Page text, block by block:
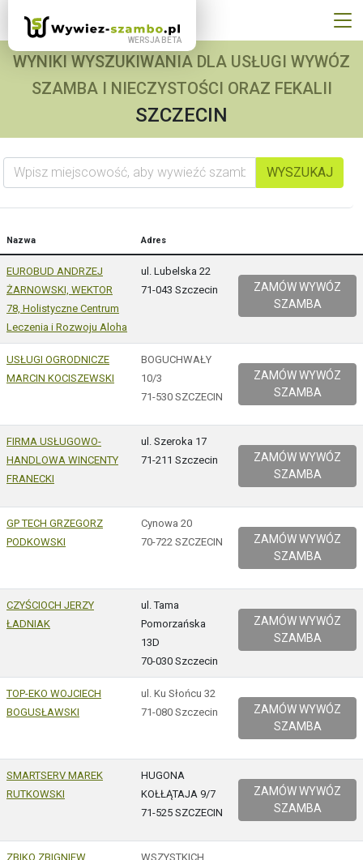
WYNIKI WYSZUKIWANIA DLA USŁUGI WYWÓZ
SZAMBA I NIECZYSTOŚCI ORAZ FEKALII
SZCZECIN
Wpisz miejscowość, aby wywieźć szambo
WYSZUKAJ
Nazwa Adres
EUROBUD ANDRZEJ
ŻARNOWSKI, WEKTOR
78, Holistyczne Centrum
Leczenia i Rozwoju Aloha
ul. Lubelska 22
71-043 Szczecin
ZAMÓW WYWÓZ
SZAMBA
USŁUGI OGRODNICZE
MARCIN KOCISZEWSKI
BOGUCHWAŁY
10/3
71-530 SZCZECIN
ZAMÓW WYWÓZ
SZAMBA
FIRMA USŁUGOWO-
HANDLOWA WINCENTY
FRANECKI
ul. Szeroka 17
71-211 Szczecin
ZAMÓW WYWÓZ
SZAMBA
GP TECH GRZEGORZ
PODKOWSKI
Cynowa 20
70-722 SZCZECIN
ZAMÓW WYWÓZ
SZAMBA
CZYŚCIOCH JERZY
ŁADNIAK
ul. Tama
Pomorzańska
13D
70-030 Szczecin
ZAMÓW WYWÓZ
SZAMBA
TOP-EKO WOJCIECH
BOGUSŁAWSKI
ul. Ku Słońcu 32
71-080 Szczecin
ZAMÓW WYWÓZ
SZAMBA
SMARTSERV MAREK
RUTKOWSKI
HUGONA
KOŁŁĄTAJA 9/7
71-525 SZCZECIN
ZAMÓW WYWÓZ
SZAMBA
ZBIKO ZBIGNIEW
WSZYSTKICH